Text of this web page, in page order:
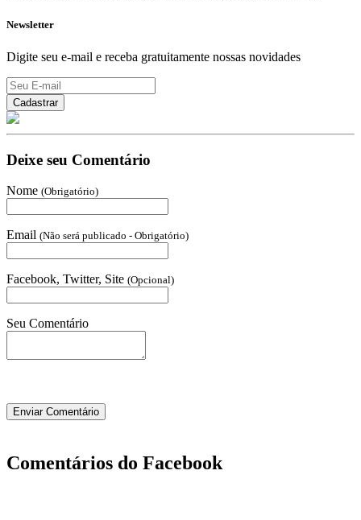
Newsletter
Digite seu e-mail e receba gratuitamente nossas novidades
Deixe seu Comentário
Nome (Obrigatório)
Email (Não será publicado - Obrigatório)
Facebook, Twitter, Site (Opcional)
Seu Comentário
Comentários do Facebook